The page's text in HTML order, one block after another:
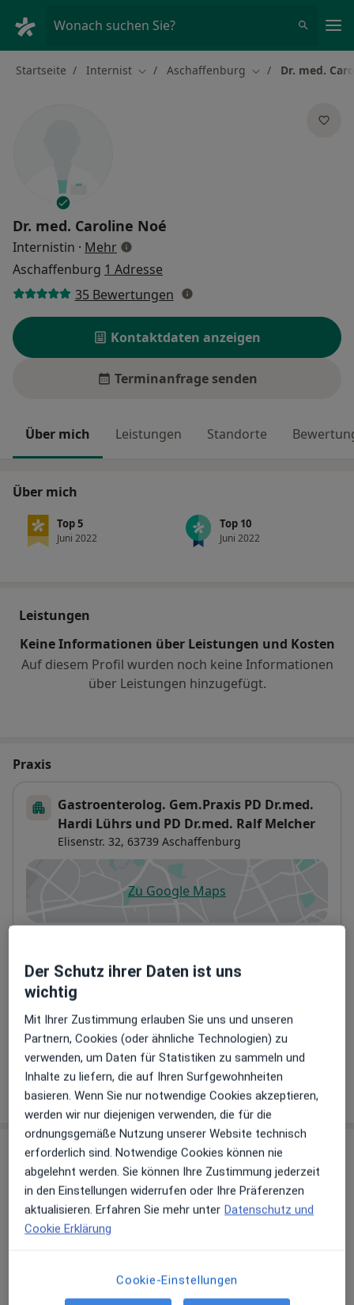
Wonach suchen Sie?
Startseite Internist Stadt ändern
Aschaffenburg Stadt ändern
Dr. med.
Dr. med. Caroline Noé
Internistin · Mehrüber Spezialisierungen
Aschaffenburg 1 Adresse
35 Bewertungen
Kontaktdaten anzeigen
Terminanfrage senden
Über mich Leistungen Standorte
Über mich
Top 5
Juni 2022
Top 10
Juni 2022
Leistungen
Keine Informationen über Leistungen und Kosten
Auf diesem Profil wurden noch keine Informationen
über Leistungen hinzugefügt.
Praxis
Gastroenterolog. Gem.Praxis PD Dr.med.
Hardi Lührs und PD Dr.med. Ralf Melcher
Elisenstr. 32, 63739 Aschaffenburg
Zu Google Mapsöffnet in einer neuen
Telefonnummer
06021 4...Telefonnummer anzeigen
06021 44...Telefonnummer anzeigen
Mehr Details anzeigen
über die Adresse
Erfahrungen
Bewerten
Der Schutz ihrer Daten ist uns
wichtig
Mit Ihrer Zustimmung erlauben Sie uns und unseren
Partnern, Cookies (oder ähnliche Technologien) zu
verwenden, um Daten für Statistiken zu sammeln und
Inhalte zu liefern, die auf Ihren Surfgewohnheiten
basieren. Wenn Sie nur notwendige Cookies akzeptieren,
werden wir nur diejenigen verwenden, die für die
ordnungsgemäße Nutzung unserer Website technisch
erforderlich sind. Notwendige Cookies können nie
abgelehnt werden. Sie können Ihre Zustimmung jederzeit
in den Einstellungen widerrufen oder Ihre Präferenzen
aktualisieren. Erfahren Sie mehr unter Datenschutz und
Cookie Erklärung
Cookie-Einstellungen